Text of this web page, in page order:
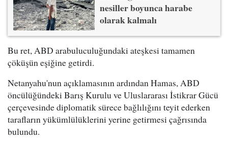
nesiller boyunca harabe
olarak kalmalı
Bu ret, ABD arabuluculuğundaki ateşkesi tamamen
çöküşün eşiğine getirdi.
Netanyahu'nun açıklamasının ardından Hamas, ABD
öncülüğündeki Barış Kurulu ve Uluslararası İstikrar Gücü
çerçevesinde diplomatik sürece bağlılığını teyit ederken
tarafların yükümlülüklerini yerine getirmesi çağrısında
bulundu.